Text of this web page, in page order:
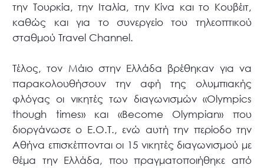
την Τουρκία, την Ιταλία, την Κίνα και το Κουβέιτ,
καθώς και για το συνεργείο του τηλεοπτικού
σταθμού Travel Channel.
Τέλος, τον Μάιο στην Ελλάδα βρέθηκαν για να
παρακολουθήσουν την αφή της ολυμπιακής
φλόγας οι νικητές των διαγωνισμών «Olympics
though times» και «Become Olympian» που
διοργάνωσε ο Ε.Ο.Τ., ενώ αυτή την περίοδο την
Αθήνα επισκέπτονται οι 15 νικητές διαγωνισμού με
θέμα την Ελλάδα, που πραγματοποιήθηκε από